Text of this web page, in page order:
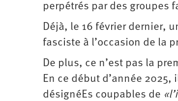
perpétrés par des groupes
Déjà, le 16 février dernier,
fasciste à l’occasion de la
De plus, ce n’est pas la
En ce début d’année
désignéEs coupables de